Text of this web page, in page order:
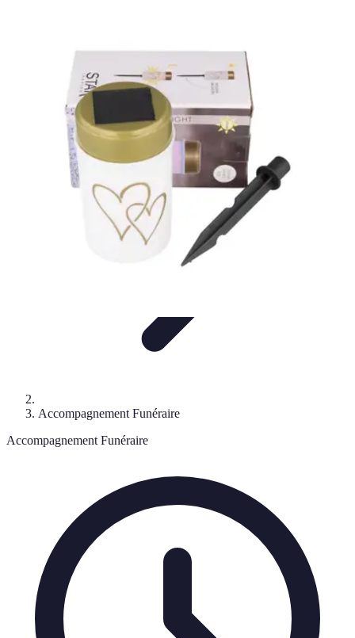
Accompagnement Funéraire
Accompagnement Funéraire
Accompagnement Funéraire